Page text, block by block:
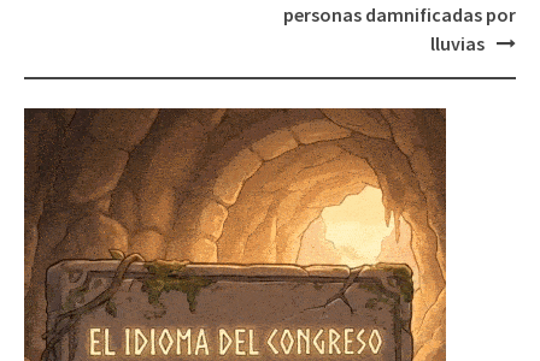
personas damnificadas por
lluvias